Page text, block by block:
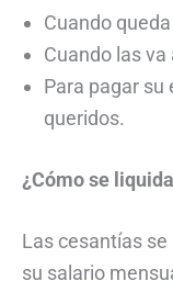
Cuando
Cuando las
Para pagar su
queridos.
¿Cómo se
Las cesantías
su salario